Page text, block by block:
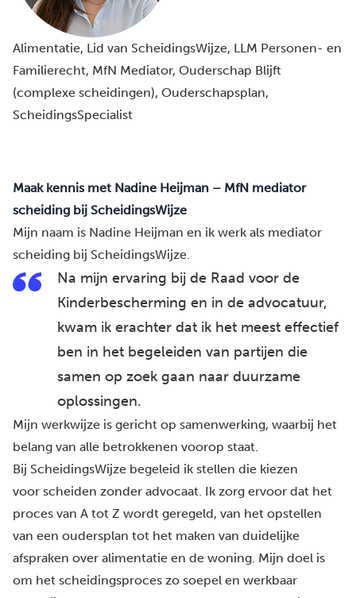
Alimentatie, Lid van ScheidingsWijze, LLM Personen- en
Familierecht, MfN Mediator, Ouderschap Blijft
(complexe scheidingen), Ouderschapsplan
ScheidingsSpecialist
Maak kennis met Nadine Heijman – MfN mediator
scheiding bij ScheidingsWijze
Mijn naam is Nadine Heijman en ik werk als mediator
scheiding bij ScheidingsWijze.
Na mijn ervaring bij de Raad voor de
Kinderbescherming en in de advocatuur,
kwam ik erachter dat ik het meest effectief
ben in het begeleiden van partijen die
samen op zoek gaan naar duurzame
oplossingen.
Mijn werkwijze is gericht op samenwerking, waarbij het
belang van alle betrokkenen voorop staat.
Bij ScheidingsWijze begeleid ik stellen die kiezen
voor scheiden zonder advocaat. Ik zorg ervoor dat het
proces van A tot Z wordt geregeld, van het opstellen
van een oudersplan tot het maken van duidelijke
afspraken over alimentatie en de woning. Mijn doel is
om het scheidingsproces zo soepel en werkbaar